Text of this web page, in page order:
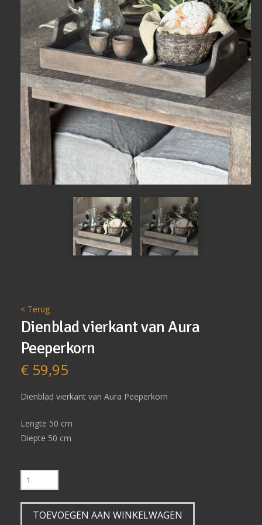
< Terug
Dienblad vierkant van Aura
Peeperkorn
€59,95
Dienblad vierkant van Aura Peeperkorn
Lengte 50 cm
Diepte 50 cm
Dienblad
vierkant
van
AuraTOEVOEGEN AAN WINKELWAGEN